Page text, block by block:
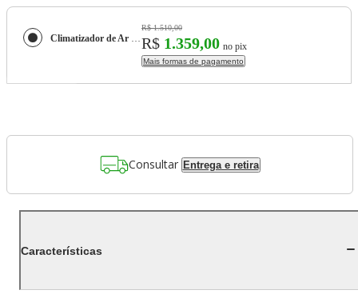
Climatizador de Ar Mondial Wind Pro CL-65L 260W 65L 127V (75586-01)
R$ 1.510,00
R$ 1.359,00 no pix
Mais formas de pagamento
Consultar Entrega e retira
Características